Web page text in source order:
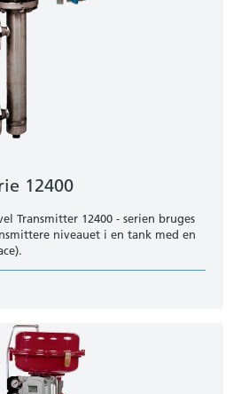
12400
Transmitter 12400 - serien bruges
niveauet i en tank med en